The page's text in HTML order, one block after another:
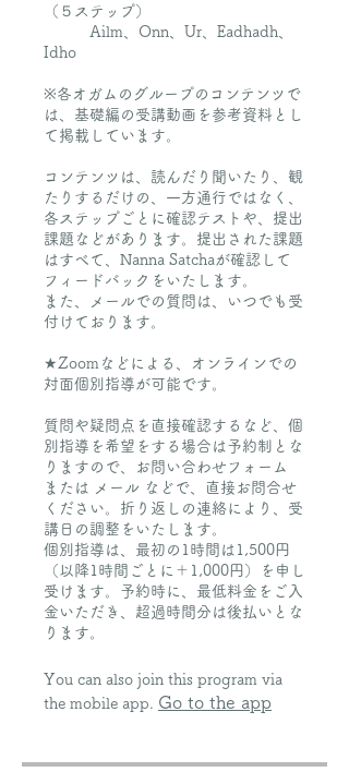
（５ステップ）
Ailm、Onn、Ur、Eadhadh、
Idho
※各オガムのグループのコンテンツで
は、基礎編の受講動画を参考資料とし
て掲載しています。
コンテンツは、読んだり聞いたり、観
たりするだけの​、一方通行ではなく、
各ステップごとに確認テストや、提出
課題などがあります。提出された課題
はすべて、Nanna Satchaが確認して
フィードバックをいたします。
また、メールでの質問は、いつでも受
付けております。
★Zoomなどによる、オンラインでの
対面個別指導が可能です。
質問や疑問点を直接確認するなど、個
別指導を希望をする場合は予約制とな
りますので、お問い合わせフォーム
または メール などで、直接お問合せ
ください。折り返しの連絡により、受
講日の調整をいたします。
個別指導は、最初の1時間は1,500円
（以降1時間ごとに＋1,000円）を申し
受けます。予約時に、最低料金をご入
金いただき、超過時間分は後払いとな
You can also join this program via
the mobile app. Go to the app